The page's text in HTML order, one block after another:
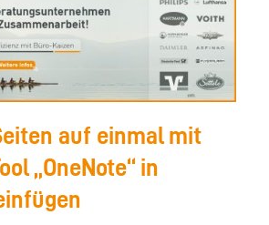
auf einmal mit
„OneNote“ in